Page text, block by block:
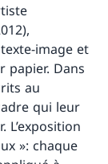
image et
papier. Dans
au
qui leur
»: chaque